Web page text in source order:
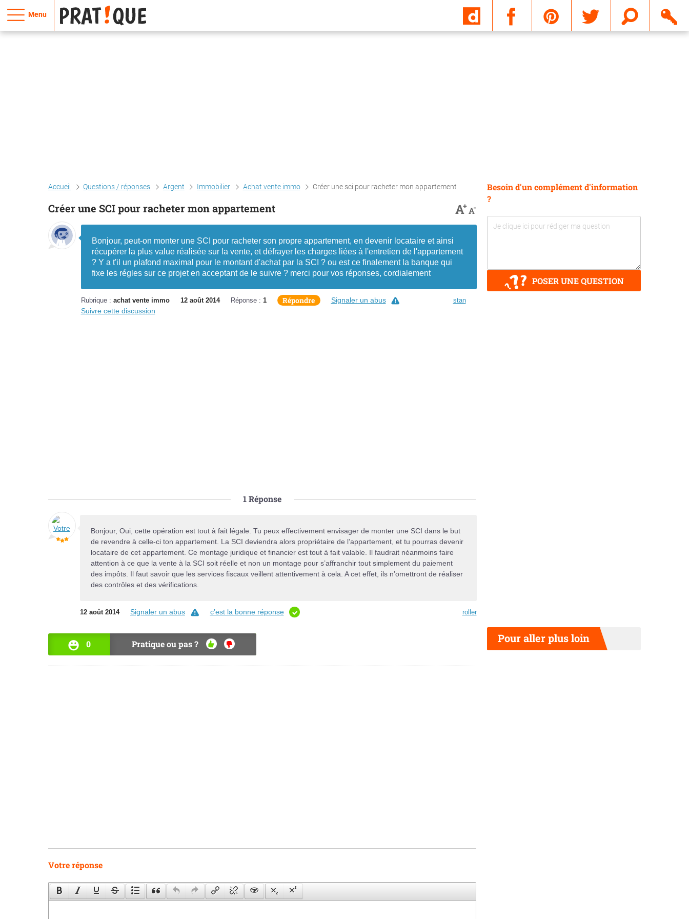
Menu
Accueil Questions / réponses Argent Immobilier Achat vente immo Créer une sci pour racheter mon appartement
Créer une SCI pour racheter mon appartement A+A-
Bonjour, peut-on monter une SCI pour racheter son propre appartement, en devenir locataire et ainsi
récupérer la plus value réalisée sur la vente, et défrayer les charges liées à l'entretien de l'appartement
? Y a t'il un plafond maximal pour le montant d'achat par la SCI ? ou est ce finalement la banque qui
fixe les régles sur ce projet en acceptant de le suivre ? merci pour vos réponses, cordialement
Rubrique : achat vente immo 12 août 2014 Réponse : 1 Répondre stan
Signaler un abus
Suivre cette discussion
1Réponse
Bonjour, Oui, cette opération est tout à fait légale. Tu peux effectivement envisager de monter une SCI dans le but
de revendre à celle-ci ton appartement. La SCI deviendra alors propriétaire de l’appartement, et tu pourras devenir
locataire de cet appartement. Ce montage juridique et financier est tout à fait valable. Il faudrait néanmoins faire
attention à ce que la vente à la SCI soit réelle et non un montage pour s’affranchir tout simplement du paiement
des impôts. Il faut savoir que les services fiscaux veillent attentivement à cela. A cet effet, ils n’omettront de réaliser
des contrôles et des vérifications.
12 août 2014 Signaler un abus c’est la bonne réponse roller
0 Pratique ou pas ?
OUI NON
Votre réponse
Besoin d'un complément d'information
?
POSER UNE QUESTION
Pour aller plus loin